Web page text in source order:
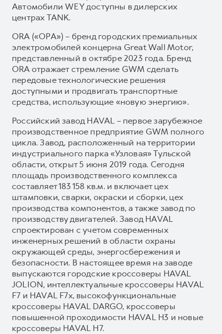
Автомобили WEY доступны в дилерских
центрах TANK.
ORA («ОРА») – бренд городских премиальных
электромобилей концерна Great Wall Motor,
представленный в октябре 2023 года. Бренд
ORA отражает стремление GWM сделать
передовые технологические решения
доступными и продвигать транспортные
средства, использующие «новую энергию».
Российский завод HAVAL – первое зарубежное
производственное предприятие GWM полного
цикла. Завод, расположенный на территории
индустриального парка «Узловая» Тульской
области, открыт 5 июня 2019 года. Сегодня
площадь производственного комплекса
составляет 183 158 кв.м. и включает цех
штамповки, сварки, окраски и сборки, цех
производства компонентов, а также завод по
производству двигателей. Завод HAVAL
спроектирован с учетом современных
инженерных решений в области охраны
окружающей среды, энергосбережения и
безопасности. В настоящее время на заводе
выпускаются городские кроссоверы HAVAL
JOLION, интеллектуальные кроссоверы HAVAL
F7 и HAVAL F7x, высокофункциональные
кроссоверы HAVAL DARGO, кроссоверы
повышенной проходимости HAVAL H3 и новые
кроссоверы HAVAL H7.